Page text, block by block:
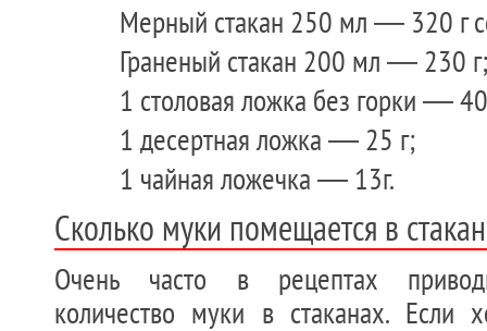
Мерный стакан 250 мл — 320 г
Граненый стакан 200 мл — 230 г;
1 столовая ложка без горки —
1 десертная ложка — 25 г;
1 чайная ложечка — 13г.
Сколько муки помещается в
Очень часто в рецептах
количество муки в стаканах. Если